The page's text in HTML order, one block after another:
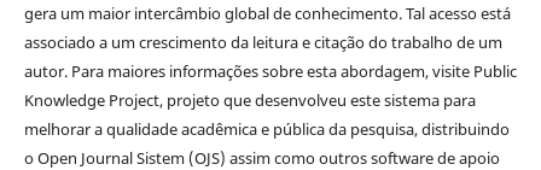
gera um maior intercâmbio global de conhecimento. Tal acesso está
associado a um crescimento da leitura e citação do trabalho de um
autor. Para maiores informações sobre esta abordagem, visite Public
Knowledge Project, projeto que desenvolveu este sistema para
melhorar a qualidade acadêmica e pública da pesquisa, distribuindo
o Open Journal Sistem (OJS) assim como outros software de apoio